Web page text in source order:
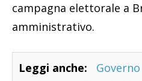
campagna elettorale a
amministrativo.
Leggi anche: